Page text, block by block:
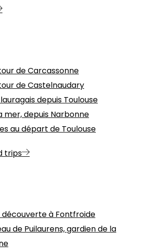
de Carcassonne
de Castelnaudary
depuis Toulouse
mer, depuis Narbonne
au départ de Toulouse
trips
à Fontfroide
de Puilaurens, gardien de la